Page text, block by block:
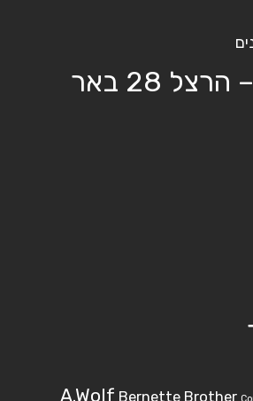
בוא לבקר – הרצל 28 באר
A.Wolf Bernette Brother